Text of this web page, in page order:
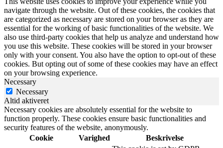
navigate through the website. Out of these cookies, the cookies that
are categorized as necessary are stored on your browser as they are
essential for the working of basic functionalities of the website. We
also use third-party cookies that help us analyze and understand how
you use this website. These cookies will be stored in your browser
only with your consent. You also have the option to opt-out of these
cookies. But opting out of some of these cookies may have an effect
on your browsing experience.
Necessary
Necessary
Altid aktiveret
Necessary cookies are absolutely essential for the website to
function properly. These cookies ensure basic functionalities and
security features of the website, anonymously.
Cookie
Varighed Beskrivelse